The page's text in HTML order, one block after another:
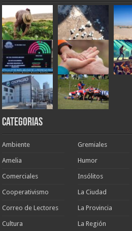
Categorias
Ambiente
Amelia
Comerciales
Cooperativismo
Correo de Lectores
Cultura
Gremiales
Humor
Insólitos
La Ciudad
La Provincia
La Región